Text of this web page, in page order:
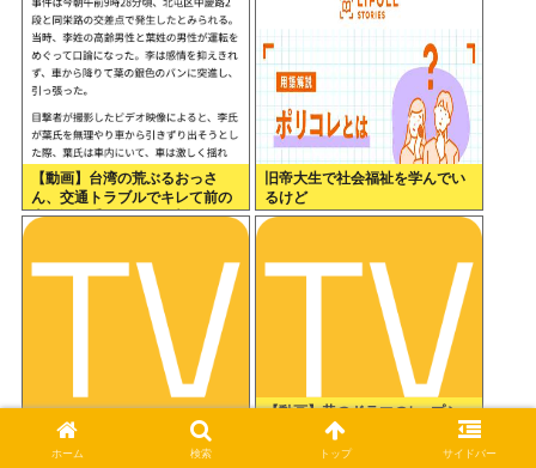
【動画】台湾の荒ぶるおっさ
ん、交通トラブルでキレて前の
車の運転手をナイフで斬りつけ
旧帝大生で社会福祉を学んでい
るけど
NHKの神アニメ
【動画】昔のドラマのレ●プシー
ン、今見るとアウトすぎるwww
ホーム 検索 トップ サイドバー